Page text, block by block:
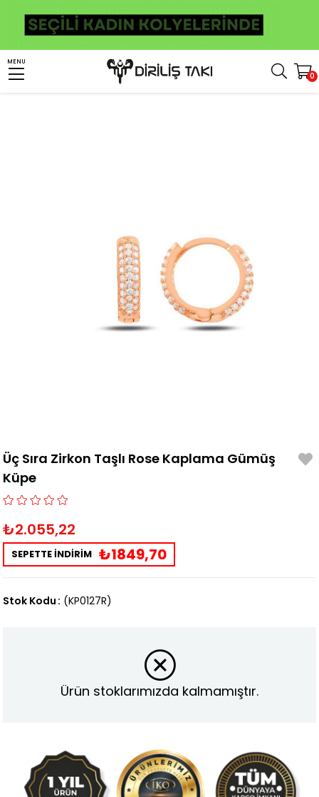
MENU
0
Kadın Gümüş Takı Kadın Gümüş Küpe
Üç Sıra Zirkon Taşlı Rose Kaplama Gümüş Küpe
Üç Sıra Zirkon Taşlı Rose Kaplama Gümüş
Küpe
₺2.055,22
SEPETTE İNDİRİM ₺1849,70
Stok Kodu (KP0127R)
Ürün stoklarımızda kalmamıştır.